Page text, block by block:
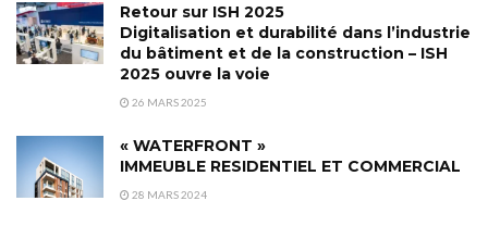
Retour sur ISH 2025
Digitalisation et durabilité dans l’industrie
du bâtiment et de la construction – ISH
2025 ouvre la voie
26 MARS 2025
« WATERFRONT »
IMMEUBLE RESIDENTIEL ET COMMERCIAL
28 MARS 2024